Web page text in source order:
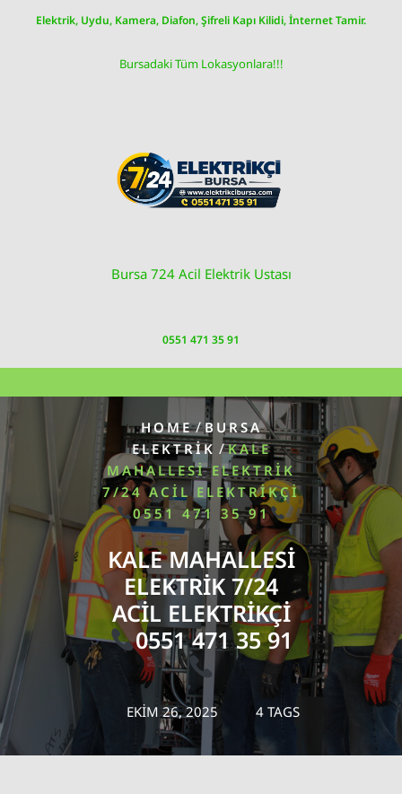
Elektrik, Uydu, Kamera, Diafon, Şifreli Kapı Kilidi, İnternet Tamir.
Bursadaki Tüm Lokasyonlara!!!
Bursa 724 Acil Elektrik Ustası
0551 471 35 91
HOME/BURSA
ELEKTRIK /KALE
MAHALLESI ELEKTRIK
7/24 ACIL ELEKTRIKÇI
0551 471 35 91
KALE MAHALLESI
ELEKTRIK 7/24
ACIL ELEKTRIKÇI
0551 471 35 91
EKIM 26, 2025 4 TAGS